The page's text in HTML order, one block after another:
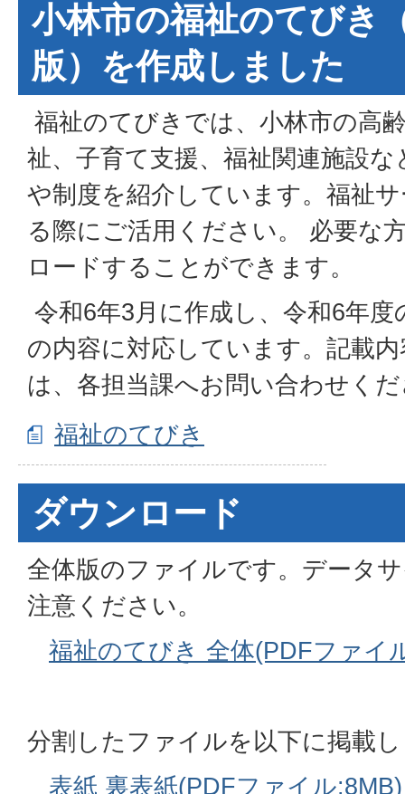
小林市の福祉のてびき
版）を作成しました
福祉のてびきでは、小林市の高
祉、子育て支援、福祉関連施設
や制度を紹介しています。福祉
る際にご活用ください。 必要な
ロードすることができます。
令和6年3月に作成し、令和6年
の内容に対応しています。記載
は、各担当課へお問い合わせく
福祉のてびき
ダウンロード
全体版のファイルです。データ
注意ください。
福祉のてびき 全体(PDFファイ
分割したファイルを以下に掲載
表紙 裏表紙(PDFファイル:8MB)